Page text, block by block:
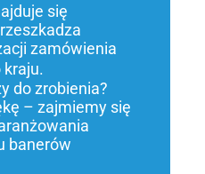
się
zamówienia
kraju.
do zrobienia?
– zajmiemy się
banerów